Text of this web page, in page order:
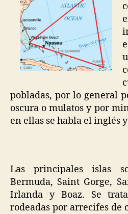
pobladas, por lo general
oscura o mulatos y por
en ellas se habla el inglés
Las principales islas
Bermuda, Saint Gorge,
Irlanda y Boaz. Se
rodeadas por arrecifes de